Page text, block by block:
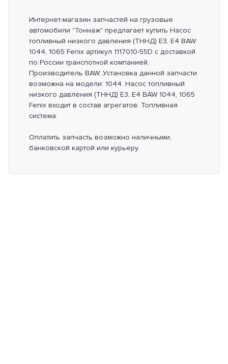
Интернет-магазин запчастей на грузовые
автомобили "Тоннаж" предлагает купить Насос
топливный низкого давления (ТННД) E3, E4 BAW
1044, 1065 Fenix артикул 1117010-55D с доставкой
по России транспотной компанией.
Производитель BAW. Установка данной запчасти
возможна на модели: 1044. Насос топливный
низкого давления (ТННД) E3, E4 BAW 1044, 1065
Fenix входит в состав агрегатов: Топливная
система.
Оплатить запчасть возможно наличными,
банковской картой или курьеру.